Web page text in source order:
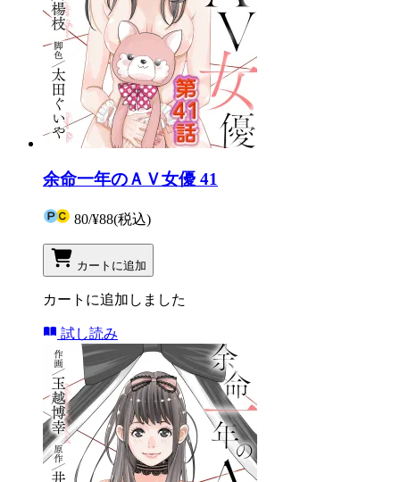
余命一年のＡＶ女優 41
80/¥88(税込)
カートに追加
カートに追加しました
試し読み